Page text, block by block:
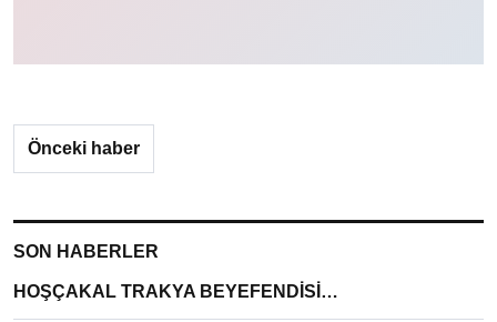
Önceki haber
SON HABERLER
HOŞÇAKAL TRAKYA BEYEFENDİSİ…